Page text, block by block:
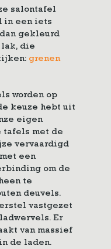
salontafel
in een iets
gekleurd
lak, die
grenen
worden op
keuze hebt uit
eigen
tafels met de
vervaardigd
een
om de
te
deuvels.
vastgezet
Er
van massief
de laden.